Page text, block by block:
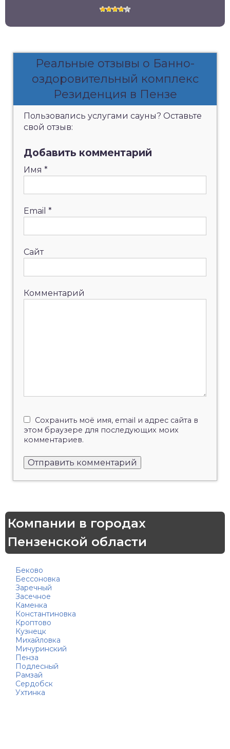
Реальные отзывы о Банно-
оздоровительный комплекс
Резиденция в Пензе
Пользовались услугами сауны? Оставьте
свой отзыв:
Добавить комментарий
Имя *
Email *
Сайт
Комментарий
Сохранить моё имя, email и адрес сайта в
этом браузере для последующих моих
комментариев.
Компании в городах
Пензенской области
Беково
Бессоновка
Заречный
Засечное
Каменка
Константиновка
Кроптово
Кузнецк
Михайловка
Мичуринский
Пенза
Подлесный
Рамзай
Сердобск
Ухтинка